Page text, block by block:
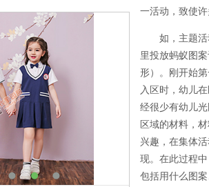
一活动，致使
如，主题
里投放蚂蚁图
形）。刚开始
入区时，幼儿
经很少有幼儿
区域的材料，
兴趣，在集体
现。在此过程
包括用什么图